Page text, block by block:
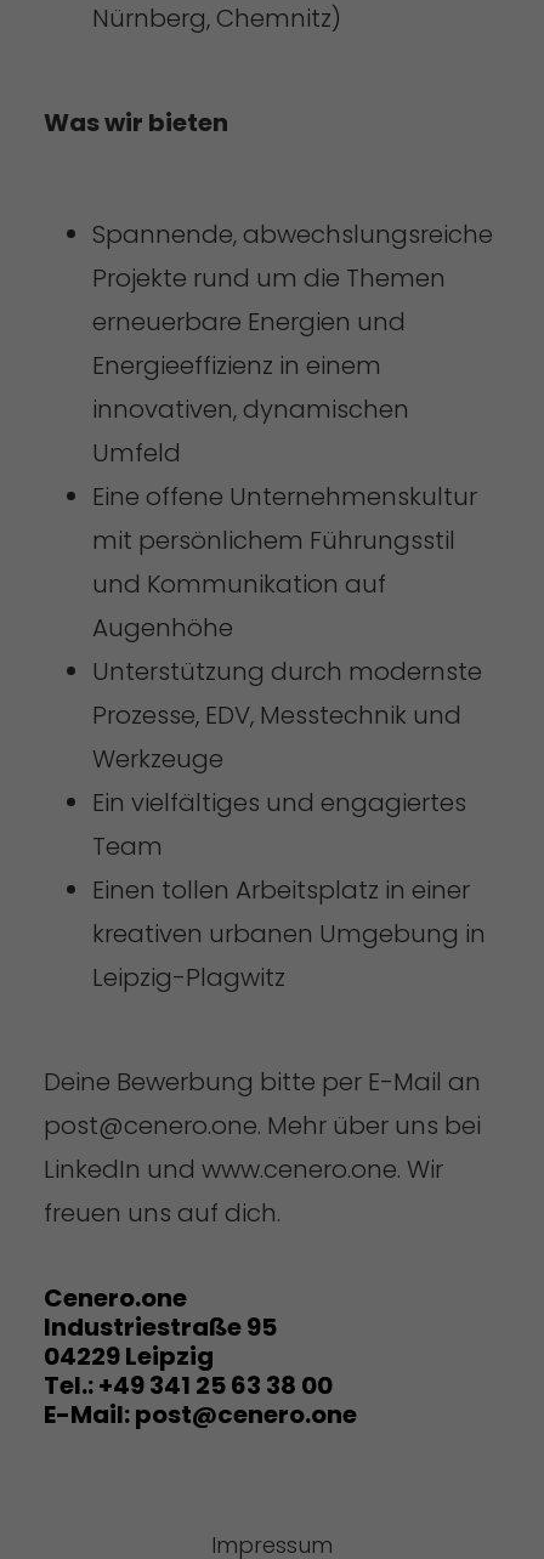
Nürnberg, Chemnitz)
Was wir bieten
Spannende, abwechslungsreiche
Projekte rund um die Themen
erneuerbare Energien und
Energieeffizienz in einem
innovativen, dynamischen
Umfeld
Eine offene Unternehmenskultur
mit persönlichem Führungsstil
und Kommunikation auf
Augenhöhe
Unterstützung durch modernste
Prozesse, EDV, Messtechnik und
Werkzeuge
Ein vielfältiges und engagiertes
Team
Einen tollen Arbeitsplatz in einer
kreativen urbanen Umgebung in
Leipzig-Plagwitz
Deine Bewerbung bitte per E-Mail an
post@cenero.one. Mehr über uns bei
LinkedIn und www.cenero.one. Wir
freuen uns auf dich.
Cenero.one
Industriestraße 95
04229 Leipzig
Tel.: +49 341 25 63 38 00
E-Mail: post@cenero.one
Impressum